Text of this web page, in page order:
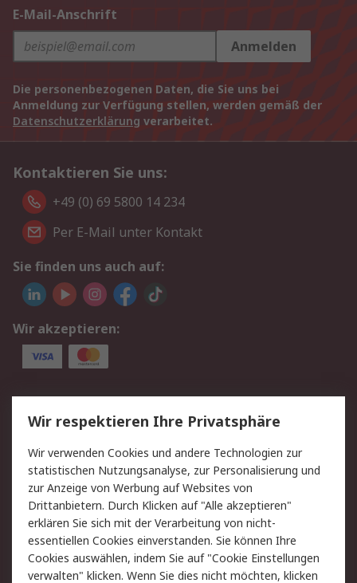
E-Mail-Anschrift
Anmelden
Die personenbezogenen Daten, die Sie uns bei
Anmeldung zur Verfügung stellen, werden gemäß der
Datenschutzerklärung verarbeitet.
Kontaktieren Sie uns:
+49 (0) 69 5800 14 234
Per E-Mail unter Kontakt
Sie finden uns auch auf:
Wir akzeptieren:
Service
Value Added Services
Lieferlösungen
Rücksendungen
Kontakt
Hilfe
Privatkunden
Rechtliches
AGB
Datenschutz
Cookie-Richtlinie
Zahlungsbedingungen
Wir respektieren Ihre Privatsphäre
Wir verwenden Cookies und andere Technologien zur
statistischen Nutzungsanalyse, zur Personalisierung und
zur Anzeige von Werbung auf Websites von
Drittanbietern. Durch Klicken auf "Alle akzeptieren"
erklären Sie sich mit der Verarbeitung von nicht-
essentiellen Cookies einverstanden. Sie können Ihre
Cookies auswählen, indem Sie auf "Cookie Einstellungen
verwalten" klicken. Wenn Sie dies nicht möchten, klicken